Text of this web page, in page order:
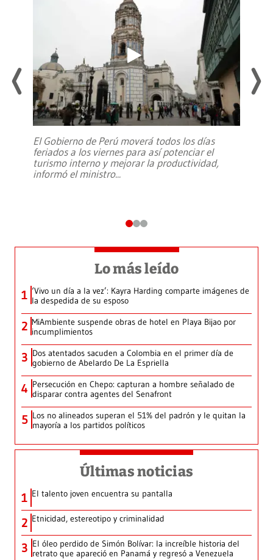
El Gobierno de Perú moverá todos los días
feriados a los viernes para así potenciar el
turismo interno y mejorar la productividad,
informó el ministro...
Lo más leído
1 ‘Vivo un día a la vez’: Kayra Harding comparte imágenes de
la despedida de su esposo
2 MiAmbiente suspende obras de hotel en Playa Bijao por
incumplimientos
3 Dos atentados sacuden a Colombia en el primer día de
gobierno de Abelardo De La Espriella
4 Persecución en Chepo: capturan a hombre señalado de
disparar contra agentes del Senafront
5 Los no alineados superan el 51% del padrón y le quitan la
mayoría a los partidos políticos
Últimas noticias
1 El talento joven encuentra su pantalla​
2 Etnicidad, estereotipo y criminalidad
3 El óleo perdido de Simón Bolívar: la increíble historia del
retrato que apareció en Panamá y regresó a Venezuela